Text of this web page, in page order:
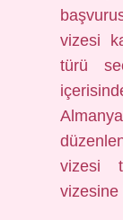
vizesi
türü
vizesi
vizesine